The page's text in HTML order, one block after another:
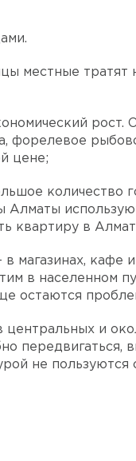
местные
форелевое
цене;
Алматы
квартиру в
магазинах,
в населенном
остаются
и
не